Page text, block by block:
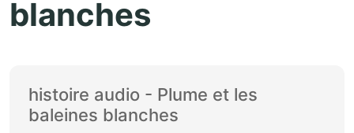
blanches
histoire audio - Plume et les
baleines blanches